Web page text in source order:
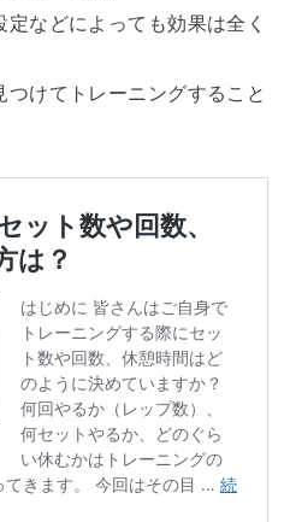
などによっても効果は全く
けてトレーニングすること